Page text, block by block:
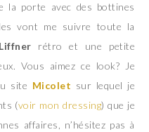
la porte avec des bottines
vont me suivre toute la
rétro et une petite
Vous aimez ce look? Je
site Micolet sur lequel je
(voir mon dressing) que je
affaires, n’hésitez pas à